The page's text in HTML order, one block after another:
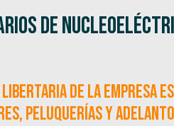
de
de la empresa
peluquerías y